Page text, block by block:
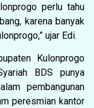
perlu tahu
karena banyak
ujar Edi.
Kulonprogo
BDS punya
pembangunan
peresmian kantor